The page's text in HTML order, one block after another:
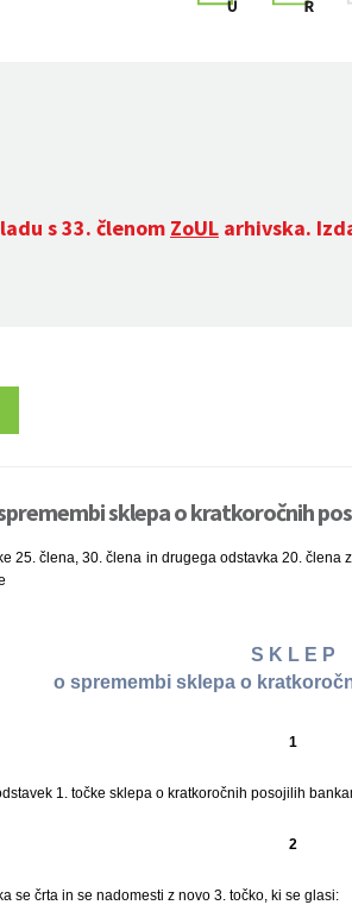
s 33. členom ZoUL arhivska.
sklepa o kratkoročnih
25. člena, 30. člena in drugega odstavka 20.
S K L E P
o spremembi sklepa o
1
1. točke sklepa o kratkoročnih posojilih
2
se črta in se nadomesti z novo 3. točko, ki se glasi: